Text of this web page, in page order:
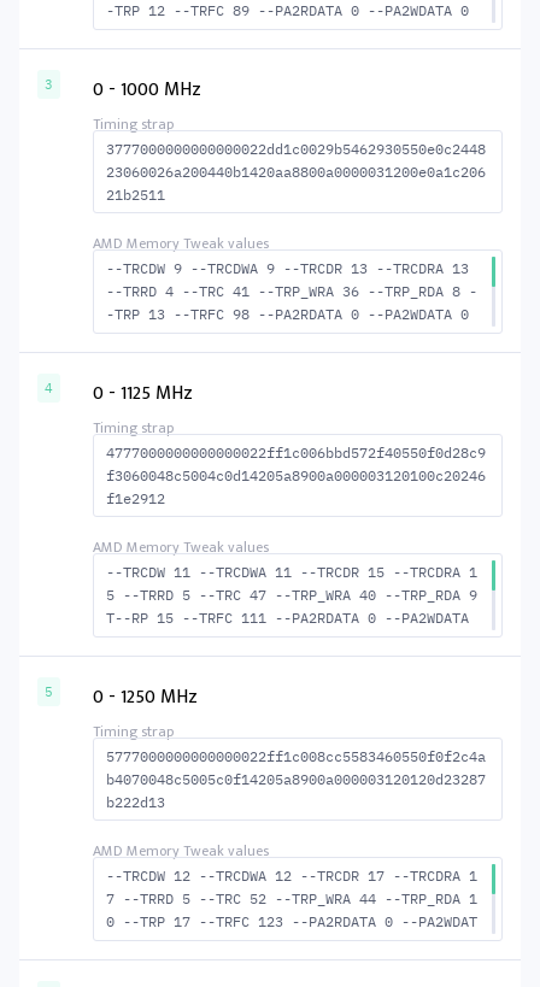
-TRP 12 --TRFC 89 --PA2RDATA 0 --PA2WDATA 0
--TFAW 6 --TCRCRL 1 --TCRCWL 2 --TFAW32 5 --
WR 29 --RAS2RAS 89 --RP 25 --WRPLUSRP 35 --B
3 0 - 1000 MHz
3777000000000000022dd1c0029b5462930550e0c2448
23060026a200440b1420aa8800a0000031200e0a1c206
21b2511
--TRCDW 9 --TRCDWA 9 --TRCDR 13 --TRCDRA 13
--TRRD 4 --TRC 41 --TRP_WRA 36 --TRP_RDA 8 -
-TRP 13 --TRFC 98 --PA2RDATA 0 --PA2WDATA 0
--TFAW 6 --TCRCRL 1 --TCRCWL 2 --TFAW32 5 --
WR 32 --RAS2RAS 98 --RP 27 --WRPLUSRP 37 --B
4 0 - 1125 MHz
4777000000000000022ff1c006bbd572f40550f0d28c9
f3060048c5004c0d14205a8900a000003120100c20246
f1e2912
--TRCDW 11 --TRCDWA 11 --TRCDR 15 --TRCDRA 1
5 --TRRD 5 --TRC 47 --TRP_WRA 40 --TRP_RDA 9
T--RP 15 --TRFC 111 --PA2RDATA 0 --PA2WDATA
0 --TFAW 8 --TCRCRL 2 --TCRCWL 5 --TFAW32 6
CTWR 36 --RAS2RAS 111 --RP 30 --WRPLUSRP 41
5 0 - 1250 MHz
5777000000000000022ff1c008cc5583460550f0f2c4a
b4070048c5005c0f14205a8900a000003120120d23287
b222d13
--TRCDW 12 --TRCDWA 12 --TRCDR 17 --TRCDRA 1
7 --TRRD 5 --TRC 52 --TRP_WRA 44 --TRP_RDA 1
0 --TRP 17 --TRFC 123 --PA2RDATA 0 --PA2WDAT
A 0 --TFAW 8 --TCRCRL 2 --TCRCWL 5 --TFAW32